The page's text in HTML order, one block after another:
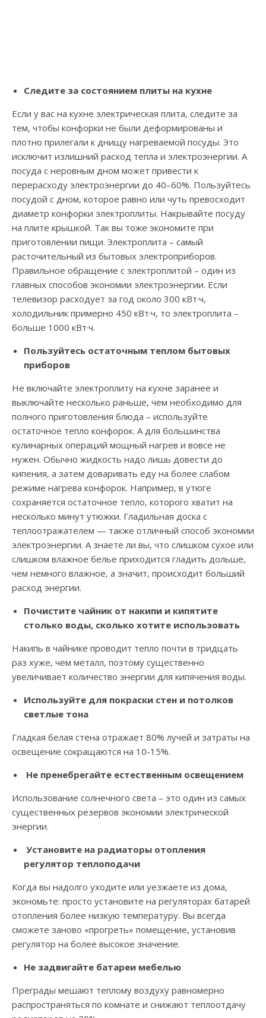
Следите за состоянием плиты на кухне
Если у вас на кухне электрическая плита, следите за
тем, чтобы конфорки не были деформированы и
плотно прилегали к днищу нагреваемой посуды. Это
исключит излишний расход тепла и электроэнергии. А
посуда с неровным дном может привести к
перерасходу электроэнергии до 40–60%. Пользуйтесь
посудой с дном, которое равно или чуть превосходит
диаметр конфорки электроплиты. Накрывайте посуду
на плите крышкой. Так вы тоже экономите при
приготовлении пищи. Электроплита – самый
расточительный из бытовых электроприборов.
Правильное обращение с электроплитой – один из
главных способов экономии электроэнергии. Если
телевизор расходует за год около 300 кВт·ч,
холодильник примерно 450 кВт·ч, то электроплита –
больше 1000 кВт·ч.
Пользуйтесь остаточным теплом бытовых
приборов
Не включайте электроплиту на кухне заранее и
выключайте несколько раньше, чем необходимо для
полного приготовления блюда – используйте
остаточное тепло конфорок. А для большинства
кулинарных операций мощный нагрев и вовсе не
нужен. Обычно жидкость надо лишь довести до
кипения, а затем доваривать еду на более слабом
режиме нагрева конфорок. Например, в утюге
сохраняется остаточное тепло, которого хватит на
несколько минут утюжки. Гладильная доска с
теплоотражателем — также отличный способ экономии
электроэнергии. А знаете ли вы, что слишком сухое или
слишком влажное белье приходится гладить дольше,
чем немного влажное, а значит, происходит больший
расход энергии.
Почистите чайник от накипи и кипятите
столько воды, сколько хотите использовать
Накипь в чайнике проводит тепло почти в тридцать
раз хуже, чем металл, поэтому существенно
увеличивает количество энергии для кипячения воды.
Используйте для покраски стен и потолков
светлые тона
Гладкая белая стена отражает 80% лучей и затраты на
освещение сокращаются на 10-15%.
Не пренебрегайте естественным освещением
Использование солнечного света – это один из самых
существенных резервов экономии электрической
энергии.
Установите на радиаторы отопления
регулятор теплоподачи
Когда вы надолго уходите или уезжаете из дома,
экономьте: просто установите на регуляторах батарей
отопления более низкую температуру. Вы всегда
сможете заново «прогреть» помещение, установив
регулятор на более высокое значение.
Не задвигайте батареи мебелью
Преграды мешают теплому воздуху равномерно
распространяться по комнате и снижают теплоотдачу